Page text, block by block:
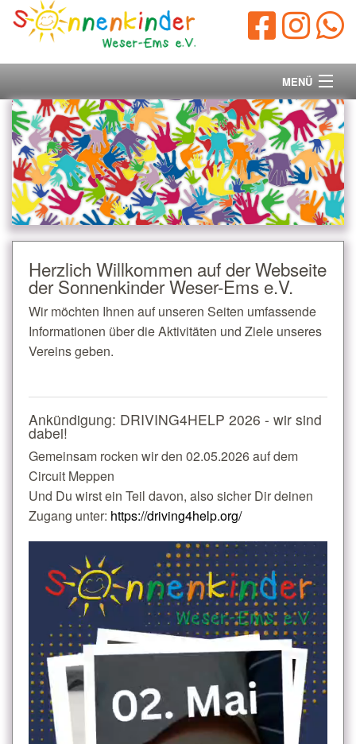
MENÜ
Startseite
Vorstand
Unsere Ziele
Ihre Spende
Aktuelles/Presse
Kontakt
Herzlich Willkommen auf der Webseite
der Sonnenkinder Weser-Ems e.V.
Wir möchten Ihnen auf unseren Seiten umfassende
Informationen über die Aktivitäten und Ziele unseres
Vereins geben.
Ankündigung: DRIVING4HELP 2026 - wir sind
dabei!
Gemeinsam rocken wir den 02.05.2026 auf dem
Circuit Meppen
Und Du wirst ein Teil davon, also sicher Dir deinen
Zugang unter: https://driving4help.org/